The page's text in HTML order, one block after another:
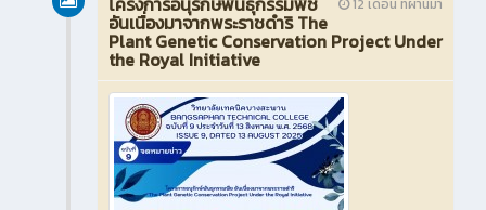
12 เดือน ที่ผ่านมา
อันเนื่องมาจากพระราชดำริ The
Plant Genetic Conservation Project Under
the Royal Initiative